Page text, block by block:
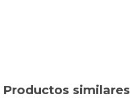
Productos similares